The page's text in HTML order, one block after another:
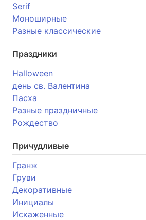
Serif
Моноширные
Разные классические
Праздники
Halloween
день св. Валентина
Пасха
Разные праздничные
Рождество
Причудливые
Гранж
Груви
Декоративные
Инициалы
Искаженные